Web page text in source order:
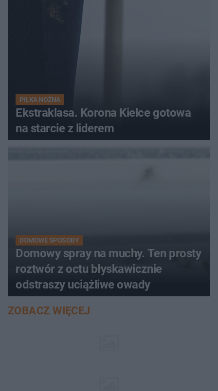
PIŁKA NOŻNA
Ekstraklasa. Korona Kielce gotowa
na starcie z liderem
DOMOWE SPOSOBY
Domowy spray na muchy. Ten prosty
roztwór z octu błyskawicznie
odstraszy uciążliwe owady
ZOBACZ WIĘCEJ